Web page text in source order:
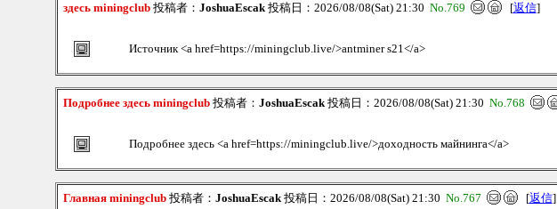
здесь miningclub投稿者： JoshuaEscak投稿日：2026/08/08(Sat) 21:30 No.769 [返信]
Источник <a href=https://miningclub.live/>antminer s21</a>
Подробнее здесь miningclub投稿者： JoshuaEscak投稿日：2026/08/08(Sat) 21:30 No.768
Подробнее здесь <a href=https://miningclub.live/>доходность майнинга</a>
Главная miningclub投稿者： JoshuaEscak投稿日：2026/08/08(Sat) 21:30 No.767 [返信]